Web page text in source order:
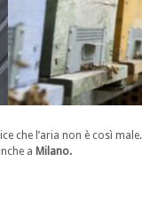
che l’aria non è così
a Milano.